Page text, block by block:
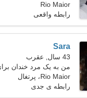
Rio Maior
رابطه واقعی
Sara
43 سال, عقرب
من به یک مرد خندان
Rio Maior، پرتغال
رابطه ی جدی